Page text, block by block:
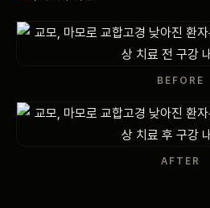
치과 백과사전
BEFORE
AFTER